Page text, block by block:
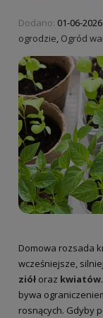
Dodano: 01-06-2026
ogrodzie, Ogród
Domowa rozsada
wcześniejsze,
ziół oraz kwiatów
bywa
rosnących. Gdyby